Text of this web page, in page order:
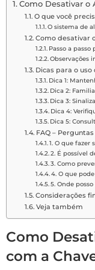
Como Desativar o
O que você
O sistema de
Como desativar
Passo a
Observações
Dicas para o uso
Dica 1:
Dica 2:
Dica 3:
Dica 4:
Dica 5:
FAQ –
1. O que fazer
2. É possível
3. Como
4. O que
5. Onde
Considerações
Veja também
Como
com a